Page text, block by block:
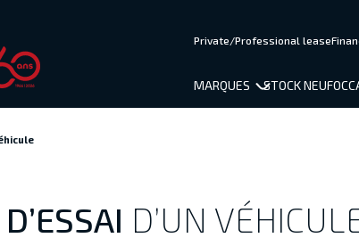
Private/Professional lease
MARQUES STOCK NEUF
D’UN